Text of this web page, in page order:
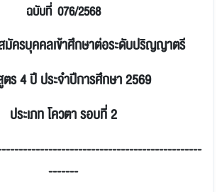
ฉบับที่ 076/2568
มัครบุคคลเข้าศึกษาต่อระดับปริญญาตรี
ร 4 ปี ประจำปีการศึกษา 2569
ประเภท โควตา รอบที่ 2
-------